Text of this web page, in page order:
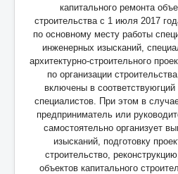
капитального ремонта
строительства с 1 июля 2017
по основному месту работы
инженерных изысканий,
архитектурно-строительного
по организации
включены в
специалистов. При этом в
предприниматель или
самостоятельно организует
изысканий, подготовку
строительство,
объектов капитального